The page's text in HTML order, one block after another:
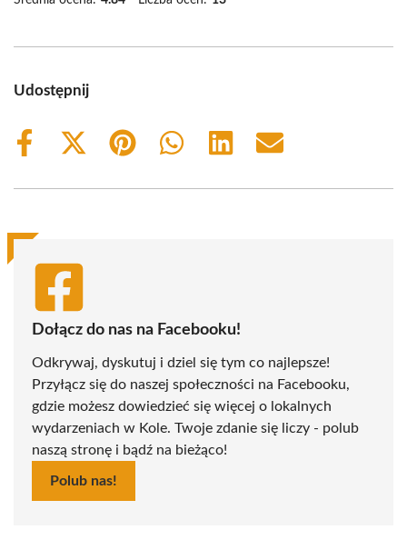
Udostępnij
Share
Share
(Twitter)
Share
Share
Share
Share
Dołącz do nas na Facebooku!
Odkrywaj, dyskutuj i dziel się tym co najlepsze!
Przyłącz się do naszej społeczności na Facebooku,
gdzie możesz dowiedzieć się więcej o lokalnych
wydarzeniach w Kole. Twoje zdanie się liczy - polub
naszą stronę i bądź na bieżąco!
Polub nas!